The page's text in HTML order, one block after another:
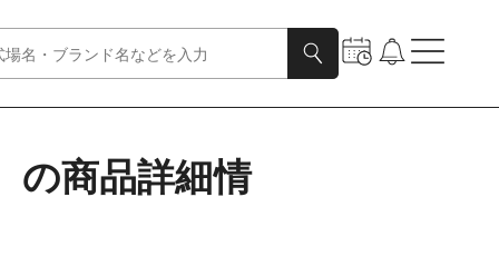
の商品詳細情